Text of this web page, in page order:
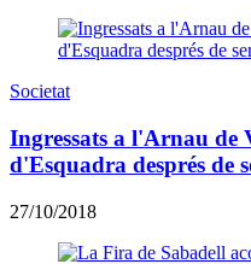
Societat
Ingressats a l'Arnau de
d'Esquadra després de
27/10/2018